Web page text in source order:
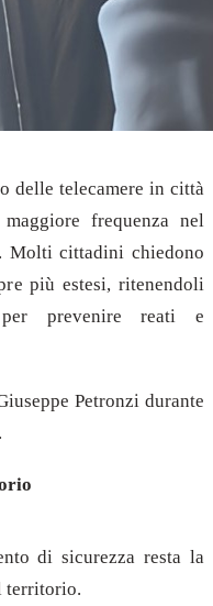
delle telecamere in città
frequenza nel
Molti cittadini chiedono
più estesi, ritenendoli
per prevenire reati e
Petronzi durante
di sicurezza resta la
territorio.